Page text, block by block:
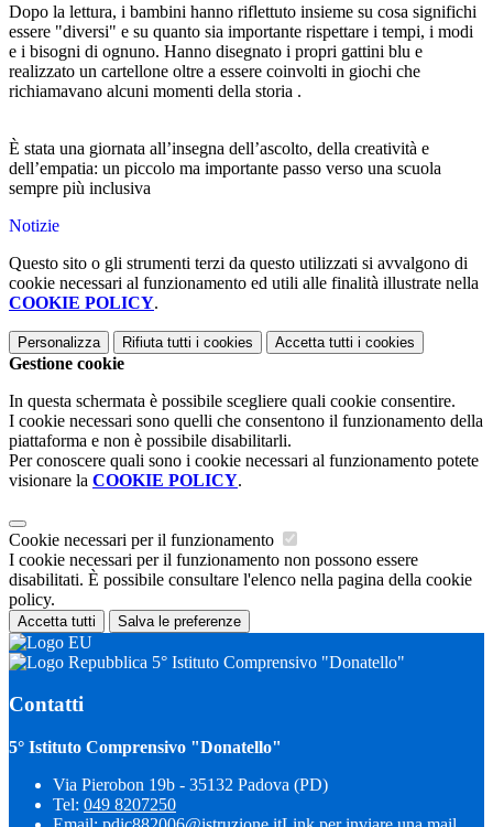
Dopo la lettura, i bambini hanno riflettuto insieme su cosa significhi
essere "diversi" e su quanto sia importante rispettare i tempi, i modi
e i bisogni di ognuno. Hanno disegnato i propri gattini blu e
realizzato un cartellone oltre a essere coinvolti in giochi che
richiamavano alcuni momenti della storia .
È stata una giornata all’insegna dell’ascolto, della creatività e
dell’empatia: un piccolo ma importante passo verso una scuola
sempre più inclusiva
Notizie
Questo sito o gli strumenti terzi da questo utilizzati si avvalgono di
cookie necessari al funzionamento ed utili alle finalità illustrate nella
COOKIE POLICY.
Personalizza Rifiuta tutti i cookies Accetta tutti i cookies
Gestione cookie
In questa schermata è possibile scegliere quali cookie consentire.
I cookie necessari sono quelli che consentono il funzionamento della
piattaforma e non è possibile disabilitarli.
Per conoscere quali sono i cookie necessari al funzionamento potete
visionare la COOKIE POLICY.
Cookie necessari per il funzionamento
I cookie necessari per il funzionamento non possono essere
disabilitati. È possibile consultare l'elenco nella pagina della cookie
policy.
Accetta tutti Salva le preferenze
5° Istituto Comprensivo "Donatello"
Contatti
5° Istituto Comprensivo "Donatello"
Via Pierobon 19b - 35132 Padova (PD)
Tel: 049 8207250